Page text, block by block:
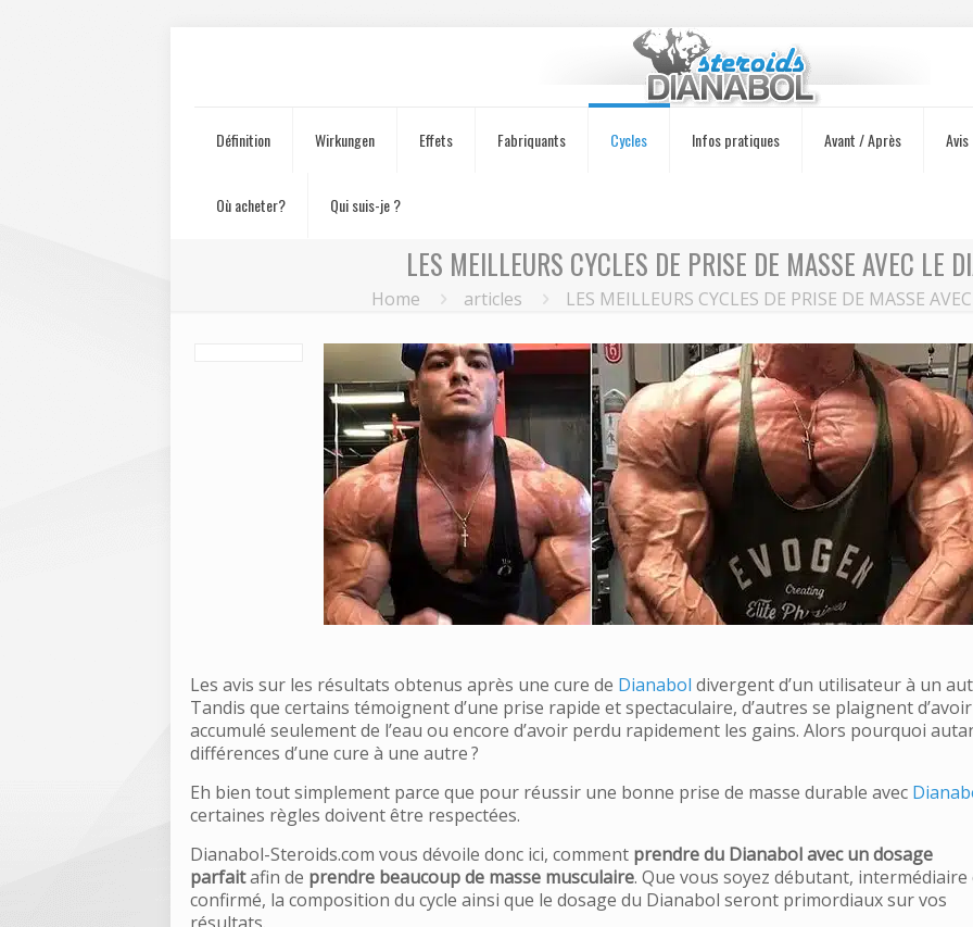
Définition Wirkungen Effets Fabriquants Cycles Infos pratiques Avant / Après Avis
Où acheter? Qui suis-je ?
LES MEILLEURS CYCLES DE PRISE DE MASSE AVEC LE
Home articles LES MEILLEURS CYCLES DE PRISE DE MASSE
Les avis sur les résultats obtenus après une cure de Dianabol divergent d’un utilisateur à un
Tandis que certains témoignent d’une prise rapide et spectaculaire, d’autres se plaignent d’avoir
accumulé seulement de l’eau ou encore d’avoir perdu rapidement les gains. Alors pourquoi
différences d’une cure à une autre ?
Eh bien tout simplement parce que pour réussir une bonne prise de masse durable avec
certaines règles doivent être respectées.
Dianabol-Steroids.com vous dévoile donc ici, comment prendre du Dianabol avec un dosage
parfaitafin de prendre beaucoup de masse musculaire. Que vous soyez débutant, intermédiaire
confirmé, la composition du cycle ainsi que le dosage du Dianabol seront primordiaux sur vos